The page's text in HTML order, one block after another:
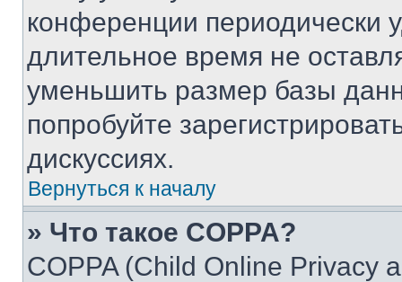
конференции периодически
длительное время не
уменьшить размер базы
попробуйте
дискуссиях.
Вернуться к началу
» Что такое COPPA?
COPPA (Child Online Privacy